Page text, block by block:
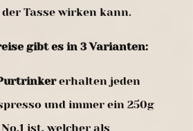
Tasse wirken kann.
gibt es in 3 Varianten:
erhalten jeden
und immer ein 250g
ist, welcher als